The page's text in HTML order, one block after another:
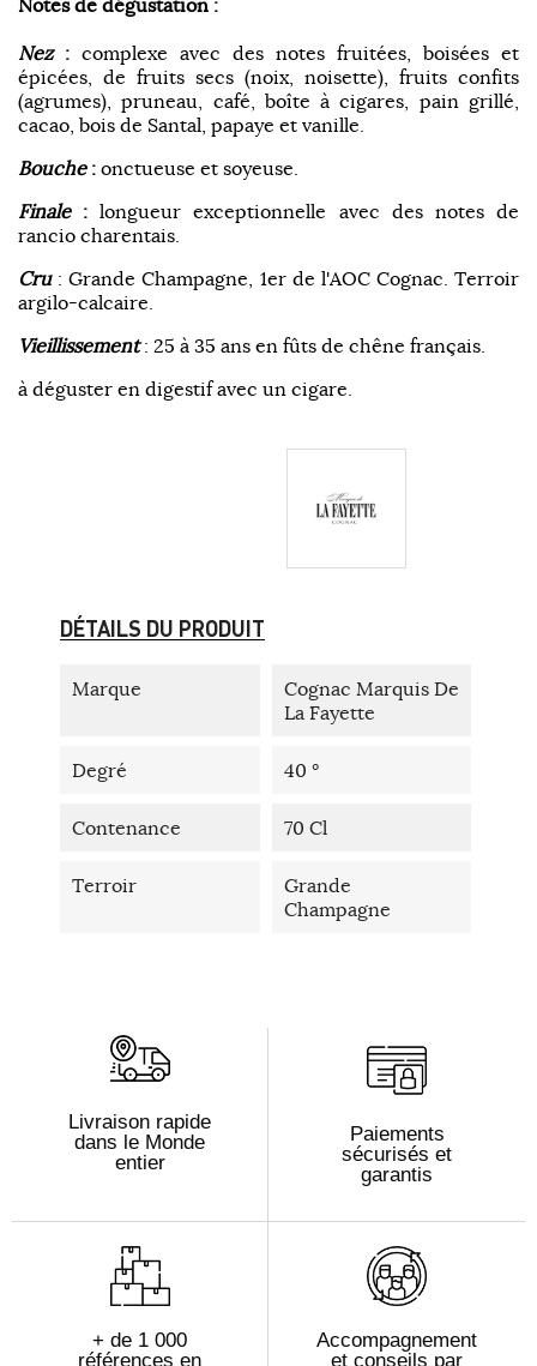
Notes de dégustation :
Nez: complexe avec des notes fruitées, boisées et
épicées, de fruits secs (noix, noisette), fruits confits
(agrumes), pruneau, café, boîte à cigares, pain grillé,
cacao, bois de Santal, papaye et vanille.
Bouche: onctueuse et soyeuse.
Finale: longueur exceptionnelle avec des notes de
rancio charentais.
Cru: Grande Champagne, 1er de l'AOC Cognac. Terroir
argilo-calcaire.
Vieillissement: 25 à 35 ans en fûts de chêne français.
à déguster en digestif avec un cigare.
DÉTAILS DU PRODUIT
Marque
Cognac Marquis De
La Fayette
Degré 40 °
Contenance 70 Cl
Terroir
Grande
Champagne
Livraison rapide
dans le Monde
entier
Paiements
sécurisés et
garantis
+ de 1 000
références en
Accompagnement
et conseils par